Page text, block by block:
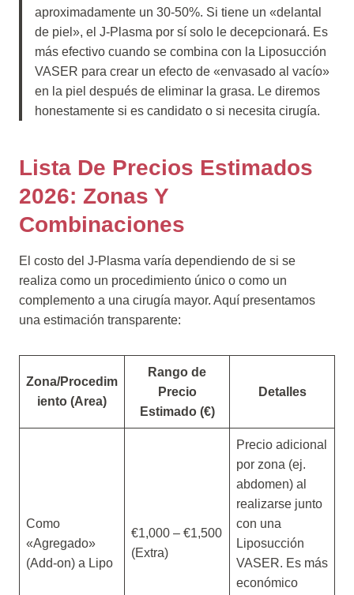
aproximadamente un 30-50%. Si tiene un «delantal
de piel», el J-Plasma por sí solo le decepcionará. Es
más efectivo cuando se combina con la Liposucción
VASER para crear un efecto de «envasado al vacío»
en la piel después de eliminar la grasa. Le diremos
honestamente si es candidato o si necesita cirugía.
Lista De Precios Estimados
2026: Zonas Y
Combinaciones
El costo del J-Plasma varía dependiendo de si se
realiza como un procedimiento único o como un
complemento a una cirugía mayor. Aquí presentamos
una estimación transparente:
Zona/Procedim
iento (Area)
Rango de
Precio
Estimado (€)
Detalles
Como
«Agregado»
(Add-on) a Lipo
€1,000 – €1,500
(Extra)
Precio adicional
por zona (ej.
abdomen) al
realizarse junto
con una
Liposucción
VASER. Es más
económico